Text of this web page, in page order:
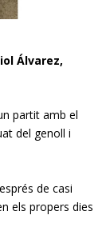
Álvarez,
partit amb el
del genoll i
de casi
els propers dies